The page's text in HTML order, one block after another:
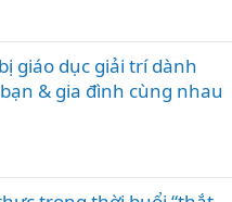
giáo dục giải trí dành
& gia đình cùng nhau